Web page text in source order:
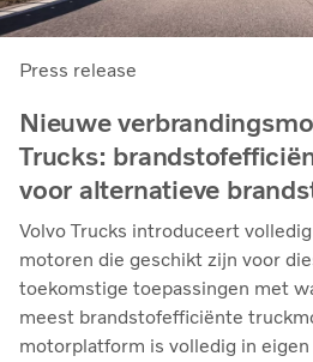
Press release
Nieuwe
Trucks:
voor alternatieve
Volvo Trucks introduceert
motoren die geschikt zijn voor
toekomstige toepassingen met
meest brandstofefficiënte
motorplatform is volledig in